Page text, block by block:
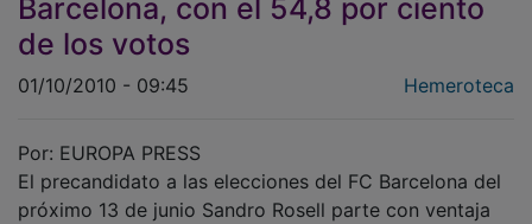
Barcelona, con el 54,8 por ciento
de los votos
01/10/2010 - 09:45 Hemeroteca
Por: EUROPA PRESS
El precandidato a las elecciones del FC Barcelona del
próximo 13 de junio Sandro Rosell parte con ventaja